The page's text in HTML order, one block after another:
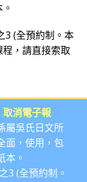
3 (全預約制。本
，請直接索取
取消電子報
屬吳氏日文所
面，使用，包
本。
3 (全預約制。